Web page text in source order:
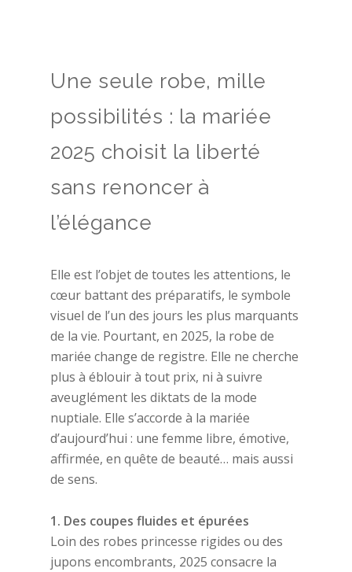
Une seule robe, mille
possibilités : la mariée
2025 choisit la liberté
sans renoncer à
l’élégance
Elle est l’objet de toutes les attentions, le
cœur battant des préparatifs, le symbole
visuel de l’un des jours les plus marquants
de la vie. Pourtant, en 2025, la robe de
mariée change de registre. Elle ne cherche
plus à éblouir à tout prix, ni à suivre
aveuglément les diktats de la mode
nuptiale. Elle s’accorde à la mariée
d’aujourd’hui : une femme libre, émotive,
affirmée, en quête de beauté… mais aussi
de sens.
1. Des coupes fluides et épurées
Loin des robes princesse rigides ou des
jupons encombrants, 2025 consacre la